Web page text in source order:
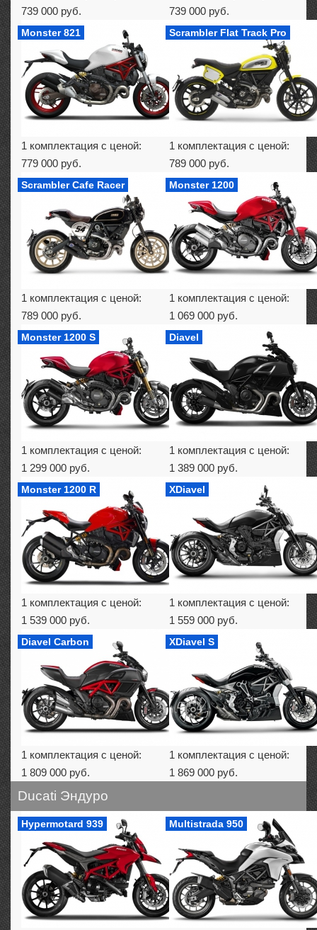
739 000 руб.
739 000 руб.
Monster 821
1 комплектация с ценой:
779 000 руб.
Scrambler Flat Track Pro
1 комплектация с ценой:
789 000 руб.
Scrambler Cafe Racer
1 комплектация с ценой:
789 000 руб.
Monster 1200
1 комплектация с ценой:
1 069 000 руб.
Monster 1200 S
1 комплектация с ценой:
1 299 000 руб.
Diavel
1 комплектация с ценой:
1 389 000 руб.
Monster 1200 R
1 комплектация с ценой:
1 539 000 руб.
XDiavel
1 комплектация с ценой:
1 559 000 руб.
Diavel Carbon
1 комплектация с ценой:
1 809 000 руб.
XDiavel S
1 комплектация с ценой:
1 869 000 руб.
Ducati Эндуро
Hypermotard 939 Multistrada 950